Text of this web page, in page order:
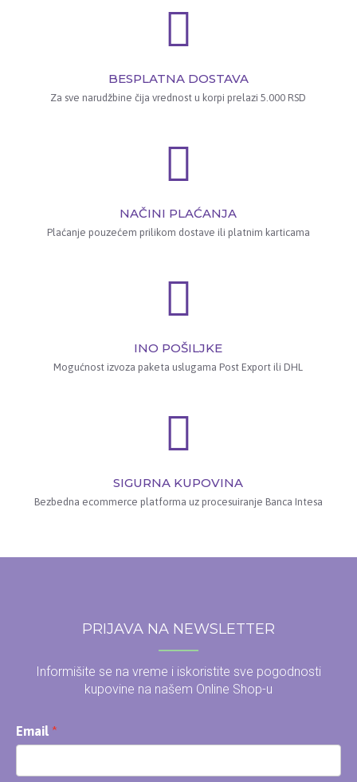
BESPLATNA DOSTAVA
Za sve narudžbine čija vrednost u korpi prelazi 5.000 RSD
NAČINI PLAĆANJA
Plaćanje pouzećem prilikom dostave ili platnim karticama
INO POŠILJKE
Mogućnost izvoza paketa uslugama Post Export ili DHL
SIGURNA KUPOVINA
Bezbedna ecommerce platforma uz procesuiranje Banca Intesa
PRIJAVA NA NEWSLETTER
Informišite se na vreme i iskoristite sve pogodnosti
kupovine na našem Online Shop-u
Email